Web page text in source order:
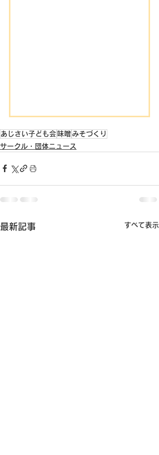
あじさい子ども会 味噌みそづくり
サークル・団体ニュース
最新記事 すべて表示